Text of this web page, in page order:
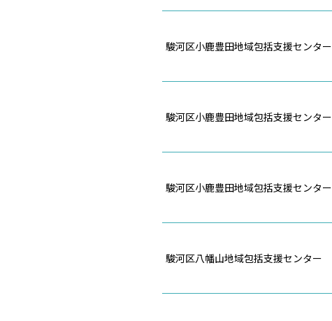
駿河区小鹿豊田地域包括支援センター
駿河区小鹿豊田地域包括支援センター
駿河区小鹿豊田地域包括支援センター
駿河区八幡山地域包括支援センター